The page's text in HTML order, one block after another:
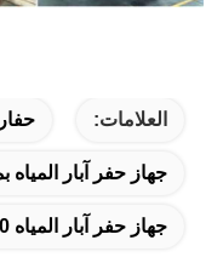
العلامات:
جهاز حفر آبار المياه
جهاز حفر آبار المياه 200 متر